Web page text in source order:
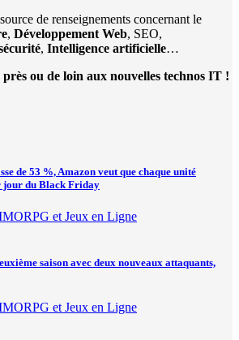
de renseignements concernant le
, Développement Web, SEO,
, Intelligence artificielle…
ou de loin aux nouvelles technos IT !
de 53 %, Amazon veut que chaque unité
jour du Black Friday
et Jeux en Ligne
saison avec deux nouveaux attaquants,
et Jeux en Ligne